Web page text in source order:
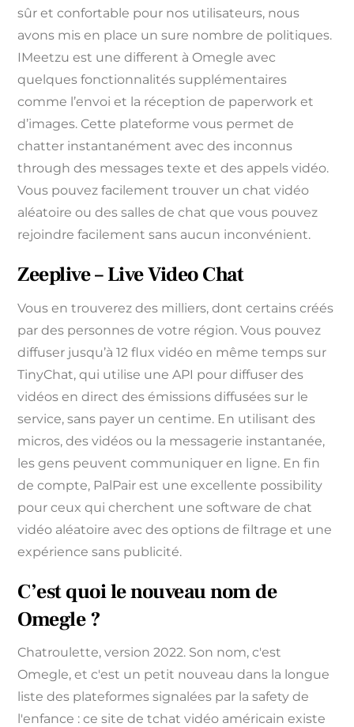
sûr et confortable pour nos utilisateurs, nous
avons mis en place un sure nombre de politiques.
IMeetzu est une different à Omegle avec
quelques fonctionnalités supplémentaires
comme l’envoi et la réception de paperwork et
d’images. Cette plateforme vous permet de
chatter instantanément avec des inconnus
through des messages texte et des appels vidéo.
Vous pouvez facilement trouver un chat vidéo
aléatoire ou des salles de chat que vous pouvez
rejoindre facilement sans aucun inconvénient.
Zeeplive – Live Video Chat
Vous en trouverez des milliers, dont certains créés
par des personnes de votre région. Vous pouvez
diffuser jusqu’à 12 flux vidéo en même temps sur
TinyChat, qui utilise une API pour diffuser des
vidéos en direct des émissions diffusées sur le
service, sans payer un centime. En utilisant des
micros, des vidéos ou la messagerie instantanée,
les gens peuvent communiquer en ligne. En fin
de compte, PalPair est une excellente possibility
pour ceux qui cherchent une software de chat
vidéo aléatoire avec des options de filtrage et une
expérience sans publicité.
C’est quoi le nouveau nom de
Omegle ?
Chatroulette, version 2022. Son nom, c'est
Omegle, et c'est un petit nouveau dans la longue
liste des plateformes signalées par la safety de
l'enfance : ce site de tchat vidéo américain existe